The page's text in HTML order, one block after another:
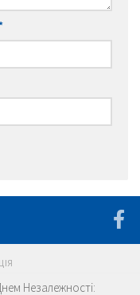
Незалежності: